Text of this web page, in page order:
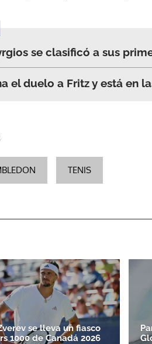
se clasificó a sus
el duelo a Fritz y está en
TENIS
se lleva un fiasco
1000 de Canadá 2026